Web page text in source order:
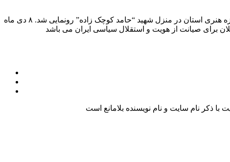
نشان “هشت دی” روز پرچمداری گیلانیان با اثر “رضا نژاد” گرافیست گیلانی با حضور مدیرکل فرهنگ و ارشاد اسلامی گیلان و رئیس حوزه هنری استان در منزل شهید “حامد کوچک زاده” رونمایی شد. ۸ دی ماه
ذکر نام سایت و نام نویسنده بلامانع است